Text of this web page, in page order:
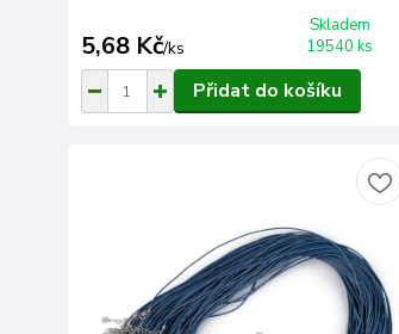
5,68 Kč/ks
Skladem
19540 ks
Přidat do košíku